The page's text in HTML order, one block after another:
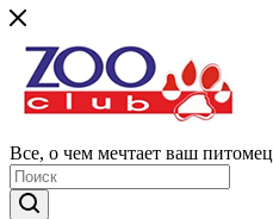
Все, о чем мечтает ваш питомец